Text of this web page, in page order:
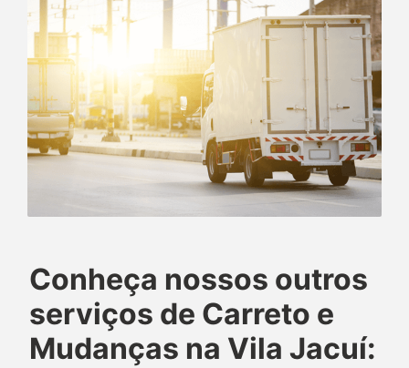
Conheça nossos outros
serviços de Carreto e
Mudanças na Vila Jacuí: